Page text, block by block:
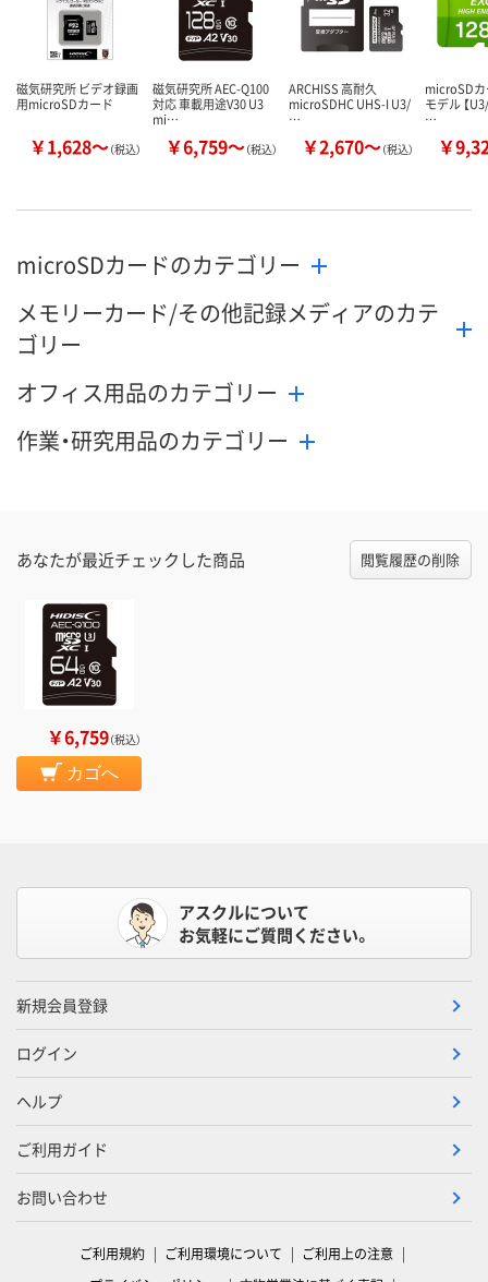
磁気研究所 ビデオ録画
用microSDカード
￥1,628～（税込）
磁気研究所 AEC-Q100
対応 車載用途V30 U3
mi…
￥6,759～（税込）
ARCHISS 高耐久
microSDHC UHS-I U3/
…
￥2,670～（税込）
microSD
モデル 【
…
￥
microSDカードのカテゴリー
メモリーカード/その他記録メディアのカテ
ゴリー
オフィス用品のカテゴリー
作業・研究用品のカテゴリー
あなたが最近チェックした商品 閲覧履歴の削除
￥6,759（税込）
カゴへ
アスクルについて
お気軽にご質問ください。
新規会員登録
ログイン
ヘルプ
ご利用ガイド
お問い合わせ
ご利用規約 ご利用環境について
ご利用上の注意